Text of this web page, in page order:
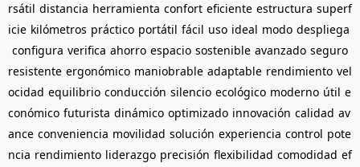
rsátil distancia herramienta confort eficiente estructura superf
icie kilómetros práctico portátil fácil uso ideal modo despliega
configura verifica ahorro espacio sostenible avanzado seguro
resistente ergonómico maniobrable adaptable rendimiento vel
ocidad equilibrio conducción silencio ecológico moderno útil e
conómico futurista dinámico optimizado innovación calidad av
ance conveniencia movilidad solución experiencia control pote
ncia rendimiento liderazgo precisión flexibilidad comodidad ef